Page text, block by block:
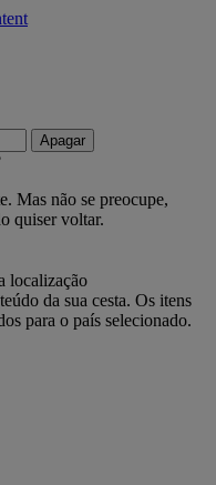
Apagar
Mas não se preocupe,
quiser voltar.
localização
da sua cesta. Os itens
para o país selecionado.